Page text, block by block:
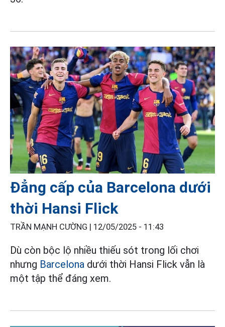
Đẳng cấp của Barcelona dưới
thời Hansi Flick
TRẦN MẠNH CƯỜNG | 12/05/2025 - 11:43
Dù còn bộc lộ nhiều thiếu sót trong lối chơi
nhưng Barcelona dưới thời Hansi Flick vẫn là
một tập thể đáng xem.